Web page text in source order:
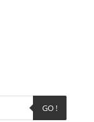
GO !